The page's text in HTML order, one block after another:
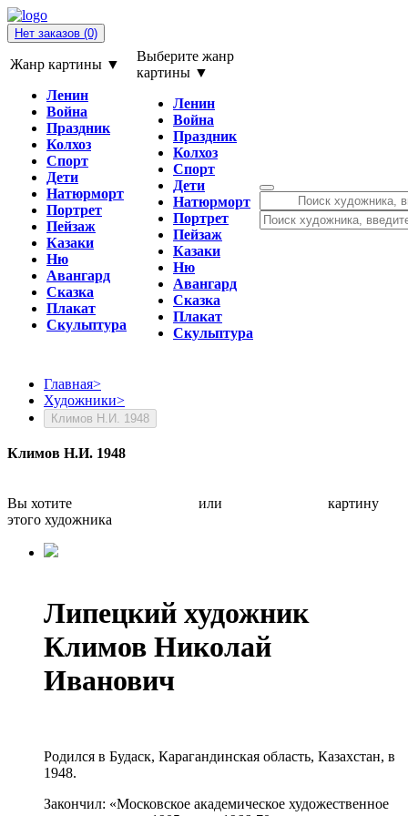
Нет заказов (0)
Жанр картины ▼
Ленин
Война
Праздник
Колхоз
Спорт
Дети
Натюрморт
Портрет
Пейзаж
Казаки
Ню
Авангард
Сказка
Плакат
Скульптура
Выберите жанр
картины ▼
Ленин
Война
Праздник
Колхоз
Спорт
Дети
Натюрморт
Портрет
Пейзаж
Казаки
Ню
Авангард
Сказка
Плакат
Скульптура
Главная>
Художники>
Климов Н.И. 1948
Климов Н.И. 1948
Вы хотите или
картину
этого художника
Липецкий художник
Климов Николай
Иванович
Родился в Будаск, Карагандинская область, Казахстан, в
1948.
Закончил: «Московское академическое художественное